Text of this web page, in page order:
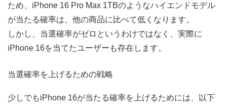
ため、iPhone 16 Pro Max 1TBのようなハイエンドモデル
が当たる確率は、他の商品に比べて低くなります。
しかし、当選確率がゼロというわけではなく、実際に
iPhone 16を当てたユーザーも存在します。
当選確率を上げるための戦略
少しでもiPhone 16が当たる確率を上げるためには、以下